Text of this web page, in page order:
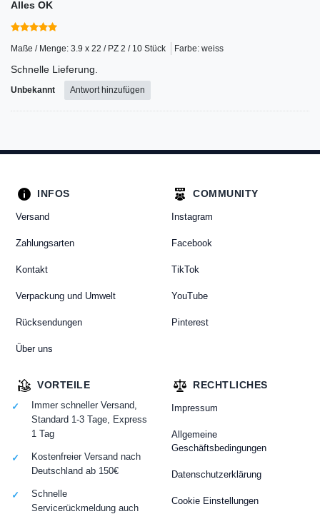
Alles OK
Maße / Menge: 3.9 x 22 / PZ 2 / 10 Stück Farbe: weiss
Schnelle Lieferung.
Unbekannt Antwort hinzufügen
INFOS
Versand
Zahlungsarten
Kontakt
Verpackung und Umwelt
Rücksendungen
Über uns
COMMUNITY
Instagram
Facebook
TikTok
YouTube
Pinterest
RECHTLICHES
Impressum
Allgemeine
Geschäftsbedingungen
Datenschutzerklärung
Cookie Einstellungen
VORTEILE
Immer schneller Versand,
Standard 1-3 Tage, Express
1 Tag
Kostenfreier Versand nach
Deutschland ab 150€
Schnelle
Servicerückmeldung auch